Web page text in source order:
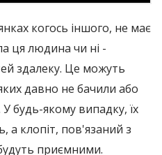
когось іншого, не має
ця людина чи ні -
здалеку. Це можуть
давно не бачили або
будь-якому випадку, їх
а клопіт, пов'язаний з
приємними.